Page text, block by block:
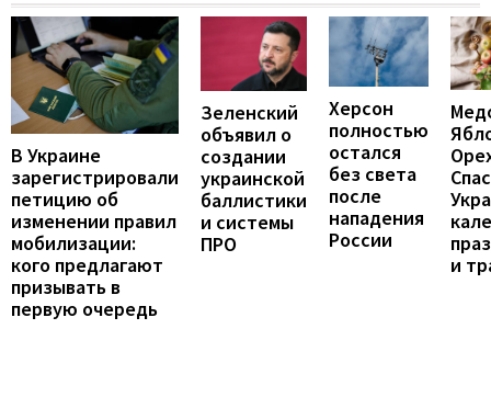
В Украине
зарегистрировали
петицию об
изменении правил
мобилизации:
кого предлагают
призывать в
первую очередь
Зеленский
объявил о
создании
украинской
баллистики
и системы
ПРО
Херсон
полностью
остался
без света
после
нападения
России
и